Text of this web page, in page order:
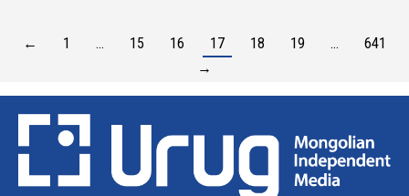
← 1 … 15 16 17 18 19 …
641
→